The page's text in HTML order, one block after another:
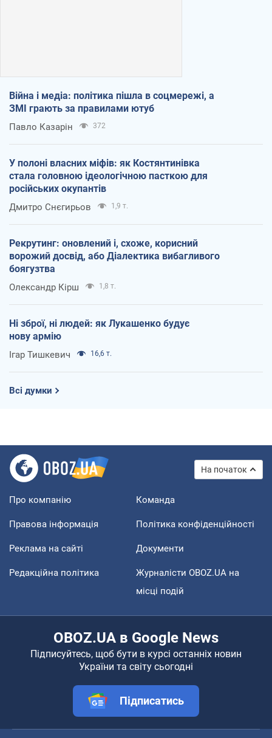
Війна і медіа: політика пішла в соцмережі, а
ЗМІ грають за правилами ютуб
Павло Казарін 372
У полоні власних міфів: як Костянтинівка
стала головною ідеологічною пасткою для
російських окупантів
Дмитро Снєгирьов 1,9 т.
Рекрутинг: оновлений і, схоже, корисний
ворожий досвід, або Діалектика вибагливого
боягузтва
Олександр Кірш 1,8 т.
Ні зброї, ні людей: як Лукашенко будує
нову армію
Ігар Тишкевич 16,6 т.
Всі думки
На початок
Про компанію Команда
Правова інформація Політика конфіденційності
Реклама на сайті Документи
Редакційна політика
Журналісти OBOZ.UA на
місці подій
OBOZ.UA в Google News
Підписуйтесь, щоб бути в курсі останніх новин
України та світу сьогодні
Підписатись